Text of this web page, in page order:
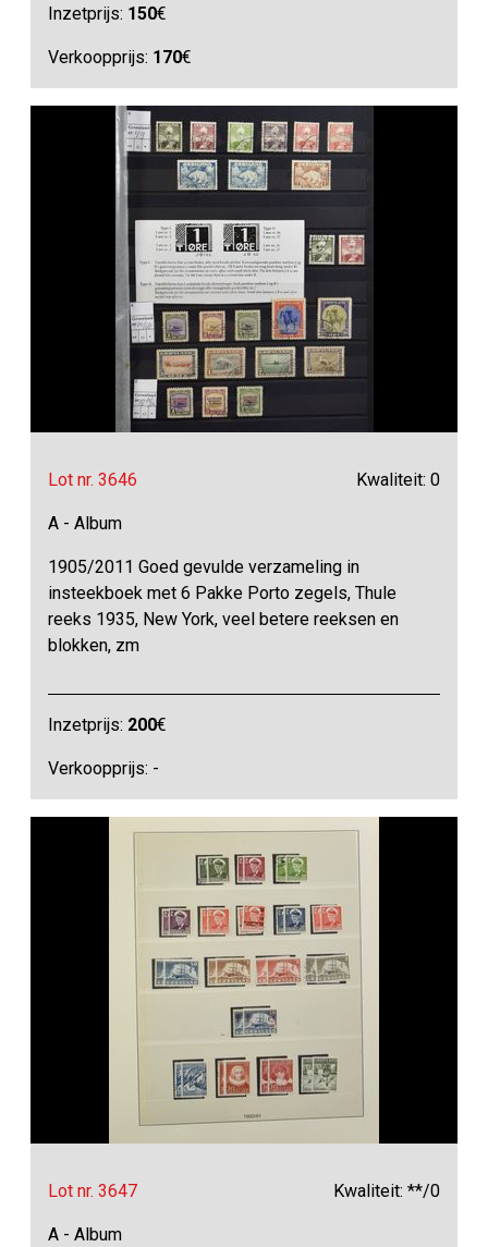
Inzetprijs: 150€
Verkoopprijs: 170€
Lot nr. 3646 Kwaliteit: 0
A - Album
1905/2011 Goed gevulde verzameling in
insteekboek met 6 Pakke Porto zegels, Thule
reeks 1935, New York, veel betere reeksen en
blokken, zm
Inzetprijs: 200€
Verkoopprijs: -
Lot nr. 3647 Kwaliteit: **/0
A - Album